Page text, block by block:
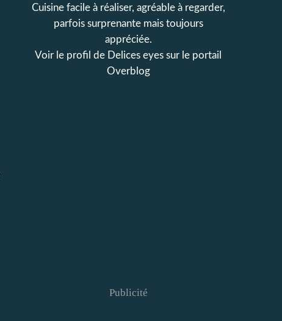
Cuisine facile à réaliser, agréable à regarder,
parfois surprenante mais toujours
appréciée.
Voir le profil de Delices eyes sur le portail
Overblog
Publicité